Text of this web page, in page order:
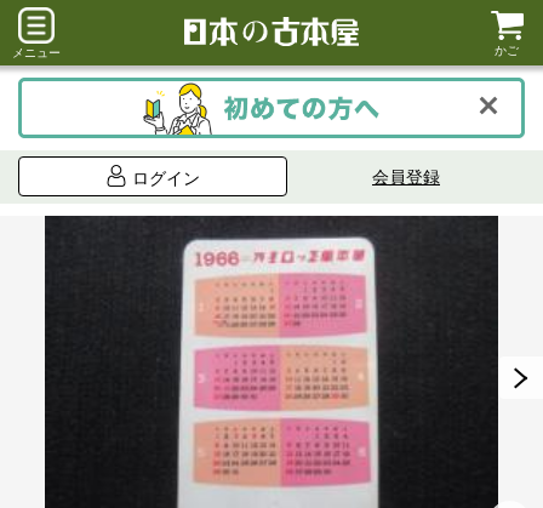
メニュー かご
ログイン 会員登録